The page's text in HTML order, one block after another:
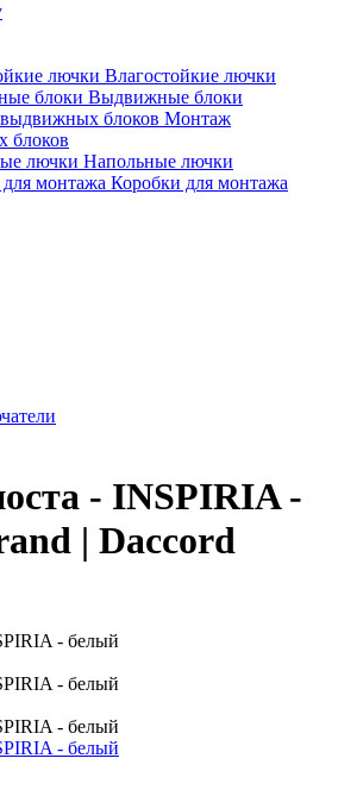
Влагостойкие лючки
Выдвижные блоки
Монтаж
блоков
Напольные лючки
Коробки для монтажа
- INSPIRIA -
| Daccord